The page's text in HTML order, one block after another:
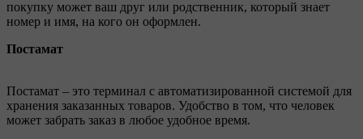
покупку может ваш друг или родственник, который знает
номер и имя, на кого он оформлен.
Постамат
Постамат – это терминал с автоматизированной системой для
хранения заказанных товаров. Удобство в том, что человек
может забрать заказ в любое удобное время.